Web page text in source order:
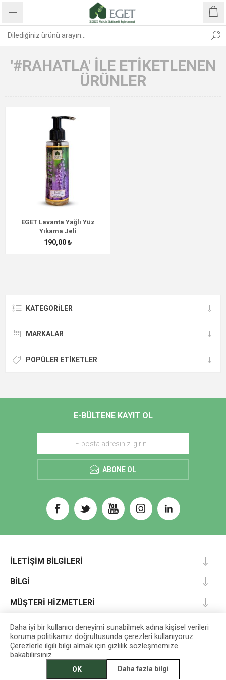
'#RAHATLA' ILE ETIKETLENEN
ÜRÜNLER
EGET Lavanta Yağlı Yüz
Yıkama Jeli
190,00 ₺
KATEGORİLER
MARKALAR
POPÜLER ETIKETLER
E-BÜLTENE KAYIT OL
ABONE OL
İLETIŞIM BILGILERI
BILGI
MÜŞTERI HIZMETLERI
HESABIM
Designed by
darts
EGET Vakfı İktisadi İşletmesi © 2026 Tüm Hakları Saklıdır.
Daha iyi bir kullanıcı deneyimi sunabilmek adına kişisel verileri
koruma politikamız doğrultusunda çerezleri kullanıyoruz.
Çerezlerle ilgili bilgi almak için gizlilik sözleşmemize
bakabilirsiniz
OK Daha fazla bilgi